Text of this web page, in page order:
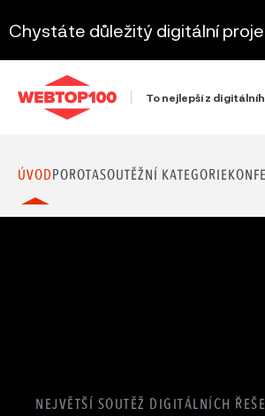
Chystáte důležitý digitální
To nejlepší z
ÚVODPOROTASOUTĚŽNÍ KATEGORIE
NEJVĚTŠÍ SOUTĚŽ DIGITÁLNÍCH